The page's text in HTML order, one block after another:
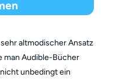
altmodischer Ansatz
man Audible-Bücher
unbedingt ein